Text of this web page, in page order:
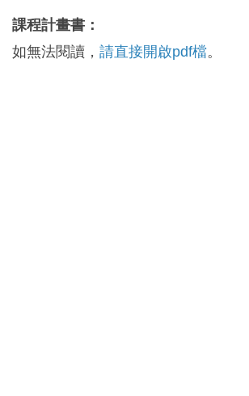
課程計畫書：
如無法閱讀， 請直接開啟pdf檔。